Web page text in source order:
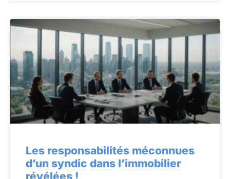
Les responsabilités méconnues
d’un syndic dans l’immobilier
révélées !